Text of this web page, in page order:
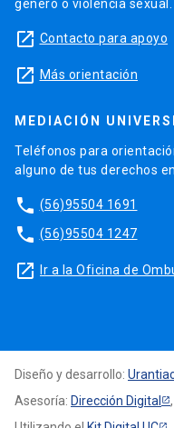
género o violencia sexual.
launch Contacto para apoyo
launch Más orientación
MEDIACIÓN
Teléfonos para
alguno de tus derechos
phone (56)95504 1691
phone (56)95504 1247
launch Ir a la Oficina de
Diseño y desarrollo:
Asesoría: Dirección Digital